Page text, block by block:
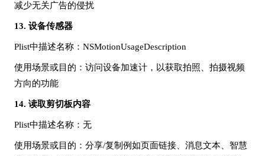
减少无关广告的侵扰
13. 设备传感器
Plist中描述名称：NSMotionUsageDescription
使用场景或目的：访问设备加速计，以获取拍照、拍摄视频
方向的功能
14. 读取剪切板内容
Plist中描述名称：无
使用场景或目的：分享/复制例如页面链接、消息文本、智慧